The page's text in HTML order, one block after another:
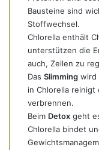
Bausteine sind
Stoffwechsel.
Chlorella enthält
unterstützen die
auch, Zellen zu
Das Slimming wird
in Chlorella reinigt
verbrennen.
Beim Detox geht
Chlorella bindet